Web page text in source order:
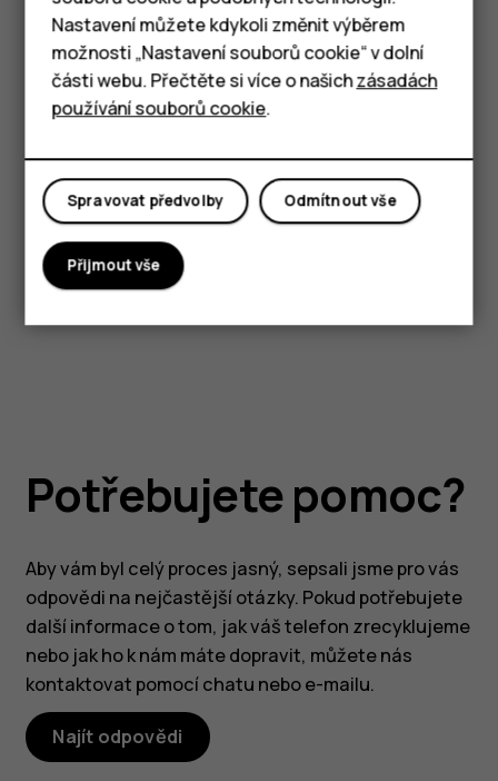
Tlačítkové telefony
Tablety
a informace o vás.
Odevzdejte ho na schváleném sběrném místě.
Začínáme
Potřebujete pomoc?
Aby vám byl celý proces jasný, sepsali jsme pro vás
odpovědi na nejčastější otázky. Pokud potřebujete
další informace o tom, jak váš telefon zrecyklujeme
nebo jak ho k nám máte dopravit, můžete nás
kontaktovat pomocí chatu nebo e-mailu.
Najít odpovědi
Nastavení můžete kdykoli změnit výběrem
možnosti „Nastavení souborů cookie“ v dolní
části webu. Přečtěte si více o našichzásadách
používání souborů cookie.
Odmítnout vše
Spravovat předvolby
Přijmout vše